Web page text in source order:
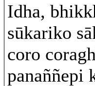
Idha,
sūkariko
coro
panaññepi